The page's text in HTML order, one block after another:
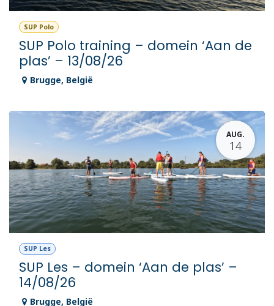
SUP Polo
SUP Polo training – domein ‘Aan de
plas’ – 13/08/26
Brugge, België
AUG.
14
SUP Les
SUP Les – domein ‘Aan de plas’ –
14/08/26
Brugge, België